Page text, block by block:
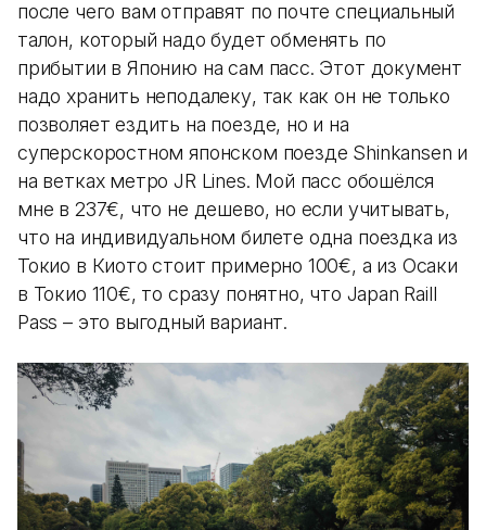
после чего вам отправят по почте специальный
талон, который надо будет обменять по
прибытии в Японию на сам пасс. Этот документ
надо хранить неподалеку, так как он не только
позволяет ездить на поезде, но и на
суперскоростном японском поезде Shinkansen и
на ветках метро JR Lines. Мой пасс обошёлся
мне в 237€, что не дешево, но если учитывать,
что на индивидуальном билете одна поездка из
Токио в Киото стоит примерно 100€, а из Осаки
в Токио 110€, то сразу понятно, что Japan Raill
Pass – это выгодный вариант.